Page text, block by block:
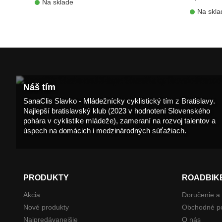
Na sklade
Na
Náš tím
SanaClis Slavko - Mládežnícky cyklistický tím z Bratislavy.
Najlepší bratislavský klub (2023 v hodnotení Slovenského
pohára v cyklistike mládeže), zameraní na rozvoj talentov a
úspech na domácich i medzinárodných súťažiach.
PRODUKTY
Akcia
Nové produkty
Najpredávanejšie
Doručenie a
Obchodné
O nás